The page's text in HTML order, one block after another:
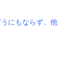
にもならず、他